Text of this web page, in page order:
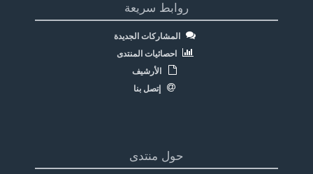
روابط سريعة
المشاركات الجديدة
احصائيات المنتدى
الأرشيف
إتصل بنا
حول منتدى